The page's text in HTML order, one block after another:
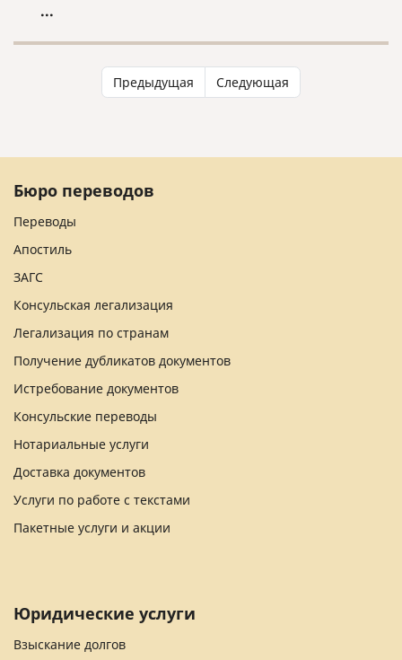
...
Предыдущая Следующая
Бюро переводов
Переводы
Апостиль
ЗАГС
Консульская легализация
Легализация по странам
Получение дубликатов документов
Истребование документов
Консульские переводы
Нотариальные услуги
Доставка документов
Услуги по работе с текстами
Пакетные услуги и акции
Юридические услуги
Взыскание долгов